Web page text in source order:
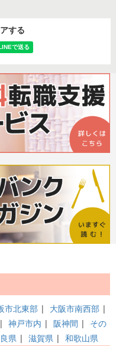
する
市北東部 | 大阪市南西部 |
| 神戸市内 | 阪神間 | その
県 | 滋賀県 | 和歌山県